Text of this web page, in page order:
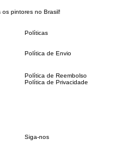
pintores no Brasil!
Políticas
Política de Envio
Política de Reembolso
Política de Privacidade
Siga-nos